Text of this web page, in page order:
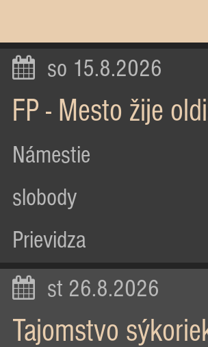
so 15.8.2026
FP - Mesto žije
Námestie
slobody
Prievidza
st 26.8.2026
Tajomstvo